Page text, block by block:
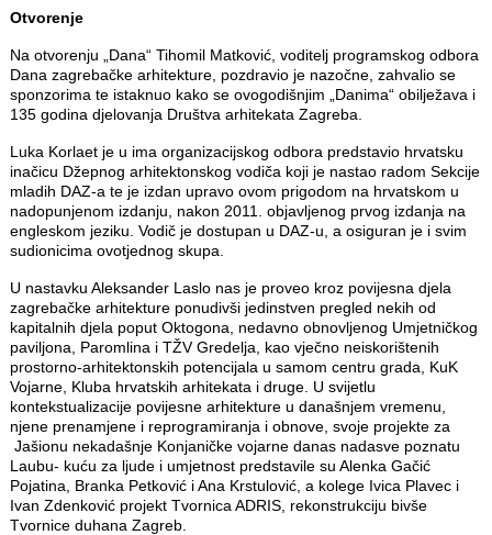
Otvorenje
Na otvorenju „Dana“ Tihomil Matković, voditelj programskog odbora
Dana zagrebačke arhitekture, pozdravio je nazočne, zahvalio se
sponzorima te istaknuo kako se ovogodišnjim „Danima“ obilježava i
135 godina djelovanja Društva arhitekata Zagreba.
Luka Korlaet je u ima organizacijskog odbora predstavio hrvatsku
inačicu Džepnog arhitektonskog vodiča koji je nastao radom Sekcije
mladih DAZ-a te je izdan upravo ovom prigodom na hrvatskom u
nadopunjenom izdanju, nakon 2011. objavljenog prvog izdanja na
engleskom jeziku. Vodič je dostupan u DAZ-u, a osiguran je i svim
sudionicima ovotjednog skupa.
U nastavku Aleksander Laslo nas je proveo kroz povijesna djela
zagrebačke arhitekture ponudivši jedinstven pregled nekih od
kapitalnih djela poput Oktogona, nedavno obnovljenog Umjetničkog
paviljona, Paromlina i TŽV Gredelja, kao vječno neiskorištenih
prostorno-arhitektonskih potencijala u samom centru grada, KuK
Vojarne, Kluba hrvatskih arhitekata i druge. U svijetlu
kontekstualizacije povijesne arhitekture u današnjem vremenu,
njene prenamjene i reprogramiranja i obnove, svoje projekte za
Jašionu nekadašnje Konjaničke vojarne danas nadasve poznatu
Laubu- kuću za ljude i umjetnost predstavile su Alenka Gačić
Pojatina, Branka Petković i Ana Krstulović, a kolege Ivica Plavec i
Ivan Zdenković projekt Tvornica ADRIS, rekonstrukciju bivše
Tvornice duhana Zagreb.